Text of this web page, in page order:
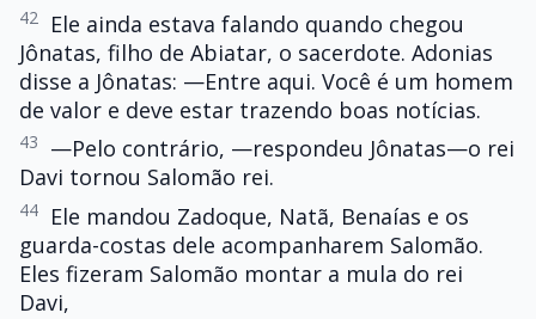
42
Ele ainda estava falando quando chegou
Jônatas, filho de Abiatar, o sacerdote. Adonias
disse a Jônatas: —Entre aqui. Você é um homem
de valor e deve estar trazendo boas notícias.
43
—Pelo contrário, —respondeu Jônatas—o rei
Davi tornou Salomão rei.
44
Ele mandou Zadoque, Natã, Benaías e os
guarda-costas dele acompanharem Salomão.
Eles fizeram Salomão montar a mula do rei
Davi,